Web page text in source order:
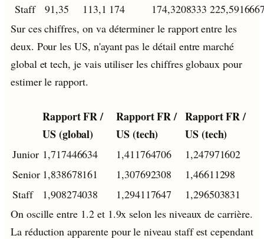
Staff
91,35 113,1 174 174,3208333
Sur ces chiffres, on va déterminer le rapport entre les
deux. Pour les US, n'ayant pas le détail entre marché
global et tech, je vais utiliser les chiffres globaux pour
estimer le rapport.
Rapport FR /
US (global)
Rapport FR /
US (tech)
Rapport FR /
US (tech)
Junior 1,717446634 1,411764706
1,247971602
Senior 1,838678161 1,307692308
1,46611298
Staff
1,908274038 1,294117647
1,296503831
On oscille entre 1.2 et 1.9x selon les niveaux de carrière.
La réduction apparente pour le niveau staff est cependant